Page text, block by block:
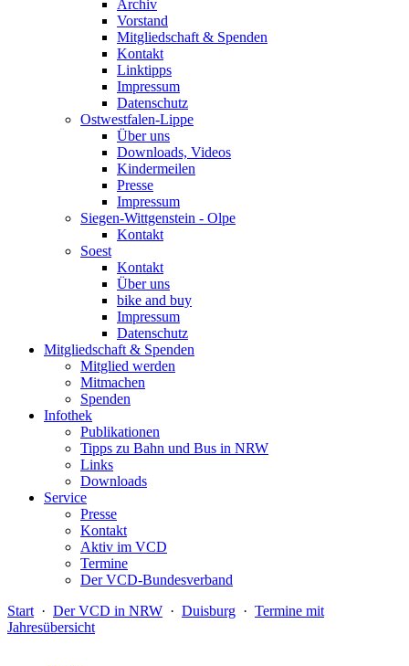
Archiv
Vorstand
Mitgliedschaft & Spenden
Kontakt
Linktipps
Impressum
Datenschutz
Ostwestfalen-Lippe
Über uns
Downloads, Videos
Kindermeilen
Presse
Impressum
Siegen-Wittgenstein - Olpe
Kontakt
Soest
Kontakt
Über uns
bike and buy
Impressum
Datenschutz
Mitgliedschaft & Spenden
Mitglied werden
Mitmachen
Spenden
Infothek
Publikationen
Tipps zu Bahn und Bus in NRW
Links
Downloads
Service
Presse
Kontakt
Aktiv im VCD
Termine
Der VCD-Bundesverband
Start · Der VCD in NRW · Duisburg · Termine mit
Jahresübersicht